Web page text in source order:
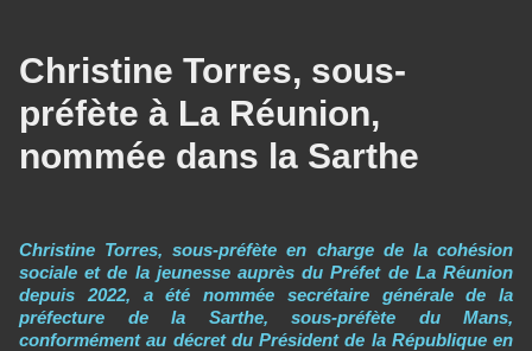
Christine Torres, sous-
préfète à La Réunion,
nommée dans la Sarthe
Christine Torres, sous-préfète en charge de la cohésion
sociale et de la jeunesse auprès du Préfet de La Réunion
depuis 2022, a été nommée secrétaire générale de la
préfecture de la Sarthe, sous-préfète du Mans,
conformément au décret du Président de la République en